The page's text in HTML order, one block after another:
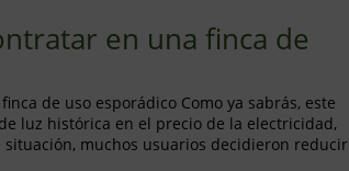
en una finca de
de uso esporádico Como ya sabrás, este
luz histórica en el precio de la electricidad,
situación, muchos usuarios decidieron reducir